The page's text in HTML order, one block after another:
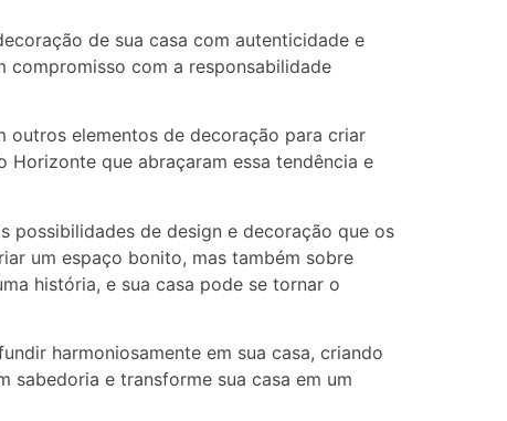
de sua casa com autenticidade e
compromisso com a responsabilidade
outros elementos de decoração para criar
Horizonte que abraçaram essa tendência e
possibilidades de design e decoração que os
um espaço bonito, mas também sobre
história, e sua casa pode se tornar o
harmoniosamente em sua casa, criando
sabedoria e transforme sua casa em um